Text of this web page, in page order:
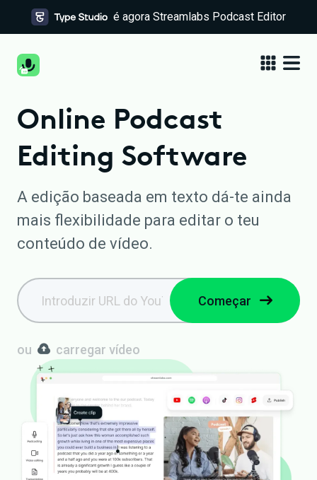
é agora Streamlabs Podcast Editor
Online Podcast
Editing Software
A edição baseada em texto dá-te ainda
mais flexibilidade para editar o teu
conteúdo de vídeo.
Começar
ou carregar vídeo